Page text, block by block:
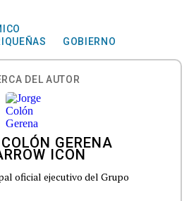
GOBIERNO
DEL AUTOR
GERENA
oficial ejecutivo del Grupo